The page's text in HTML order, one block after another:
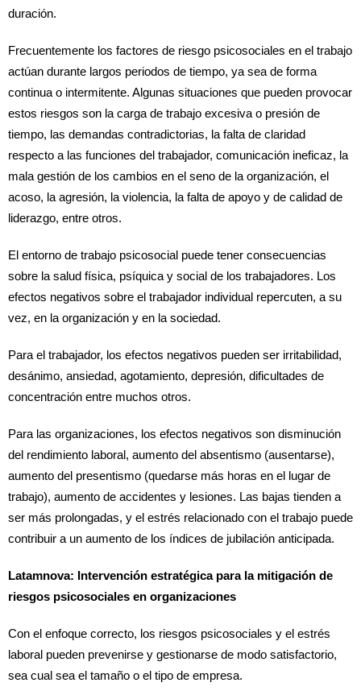
duración.
Frecuentemente los factores de riesgo psicosociales en el trabajo
actúan durante largos periodos de tiempo, ya sea de forma
continua o intermitente. Algunas situaciones que pueden provocar
estos riesgos son la carga de trabajo excesiva o presión de
tiempo, las demandas contradictorias, la falta de claridad
respecto a las funciones del trabajador, comunicación ineficaz, la
mala gestión de los cambios en el seno de la organización, el
acoso, la agresión, la violencia, la falta de apoyo y de calidad de
liderazgo, entre otros.
El entorno de trabajo psicosocial puede tener consecuencias
sobre la salud física, psíquica y social de los trabajadores. Los
efectos negativos sobre el trabajador individual repercuten, a su
vez, en la organización y en la sociedad.
Para el trabajador, los efectos negativos pueden ser irritabilidad,
desánimo, ansiedad, agotamiento, depresión, dificultades de
concentración entre muchos otros.
Para las organizaciones, los efectos negativos son disminución
del rendimiento laboral, aumento del absentismo (ausentarse),
aumento del presentismo (quedarse más horas en el lugar de
trabajo), aumento de accidentes y lesiones. Las bajas tienden a
ser más prolongadas, y el estrés relacionado con el trabajo puede
contribuir a un aumento de los índices de jubilación anticipada.
Latamnova: Intervención estratégica para la mitigación de
riesgos psicosociales en organizaciones
Con el enfoque correcto, los riesgos psicosociales y el estrés
laboral pueden prevenirse y gestionarse de modo satisfactorio,
sea cual sea el tamaño o el tipo de empresa.